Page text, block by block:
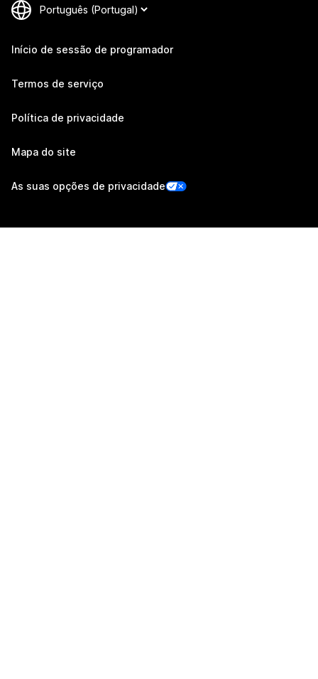
Início de sessão de programador
Termos de serviço
Política de privacidade
Mapa do site
As suas opções de privacidade